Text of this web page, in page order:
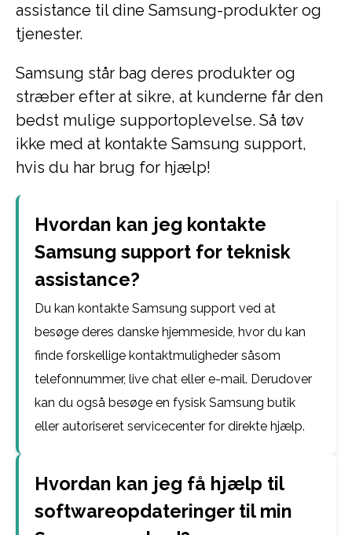
assistance til dine Samsung-produkter og
tjenester.
Samsung står bag deres produkter og
stræber efter at sikre, at kunderne får den
bedst mulige supportoplevelse. Så tøv
ikke med at kontakte Samsung support,
hvis du har brug for hjælp!
Hvordan kan jeg kontakte
Samsung support for teknisk
assistance?
Du kan kontakte Samsung support ved at
besøge deres danske hjemmeside, hvor du kan
finde forskellige kontaktmuligheder såsom
telefonnummer, live chat eller e-mail. Derudover
kan du også besøge en fysisk Samsung butik
eller autoriseret servicecenter for direkte hjælp.
Hvordan kan jeg få hjælp til
softwareopdateringer til min